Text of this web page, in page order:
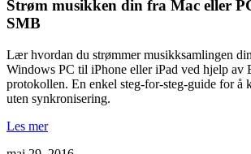
Strøm musikken din fra Mac eller
SMB
Lær hvordan du strømmer musikksamlingen
Windows PC til iPhone eller iPad ved hjelp av
protokollen. En enkel steg-for-steg-guide for å
uten synkronisering.
Les mer